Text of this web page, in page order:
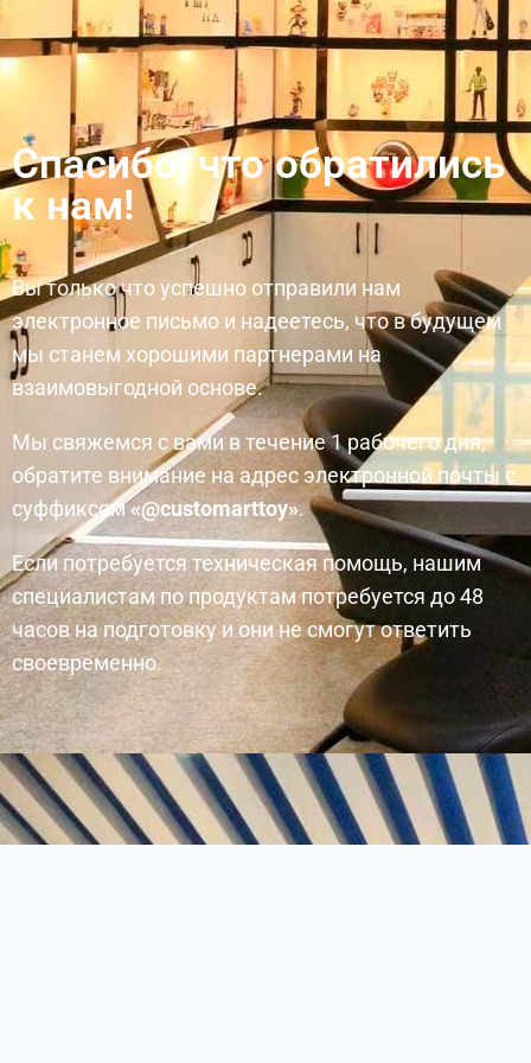
Спасибо, что обратились
к нам!
Вы только что успешно отправили нам
электронное письмо и надеетесь, что в будущем
мы станем хорошими партнерами на
взаимовыгодной основе.
Мы свяжемся с вами в течение 1 рабочего дня,
обратите внимание на адрес электронной почты с
суффиксом«@customarttoy».
Если потребуется техническая помощь, нашим
специалистам по продуктам потребуется до 48
часов на подготовку и они не смогут ответить
своевременно.